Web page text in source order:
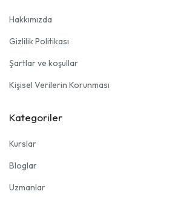
Hakkımızda
Gizlilik Politikası
Şartlar ve koşullar
Kişisel Verilerin Korunması
Kategoriler
Kurslar
Bloglar
Uzmanlar